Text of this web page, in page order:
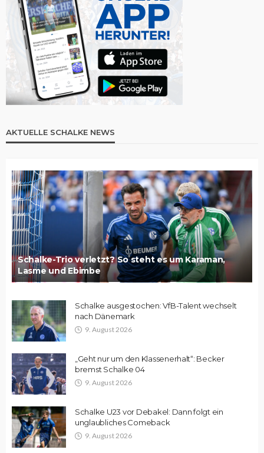
AKTUELLE SCHALKE NEWS
Schalke-Trio verletzt? So steht es um Karaman,
Lasme und Ebimbe
Schalke ausgestochen: VfB-Talent wechselt
nach Dänemark
9. August 2026
„Geht nur um den Klassenerhalt“: Becker
bremst Schalke 04
9. August 2026
Schalke U23 vor Debakel: Dann folgt ein
unglaubliches Comeback
9. August 2026